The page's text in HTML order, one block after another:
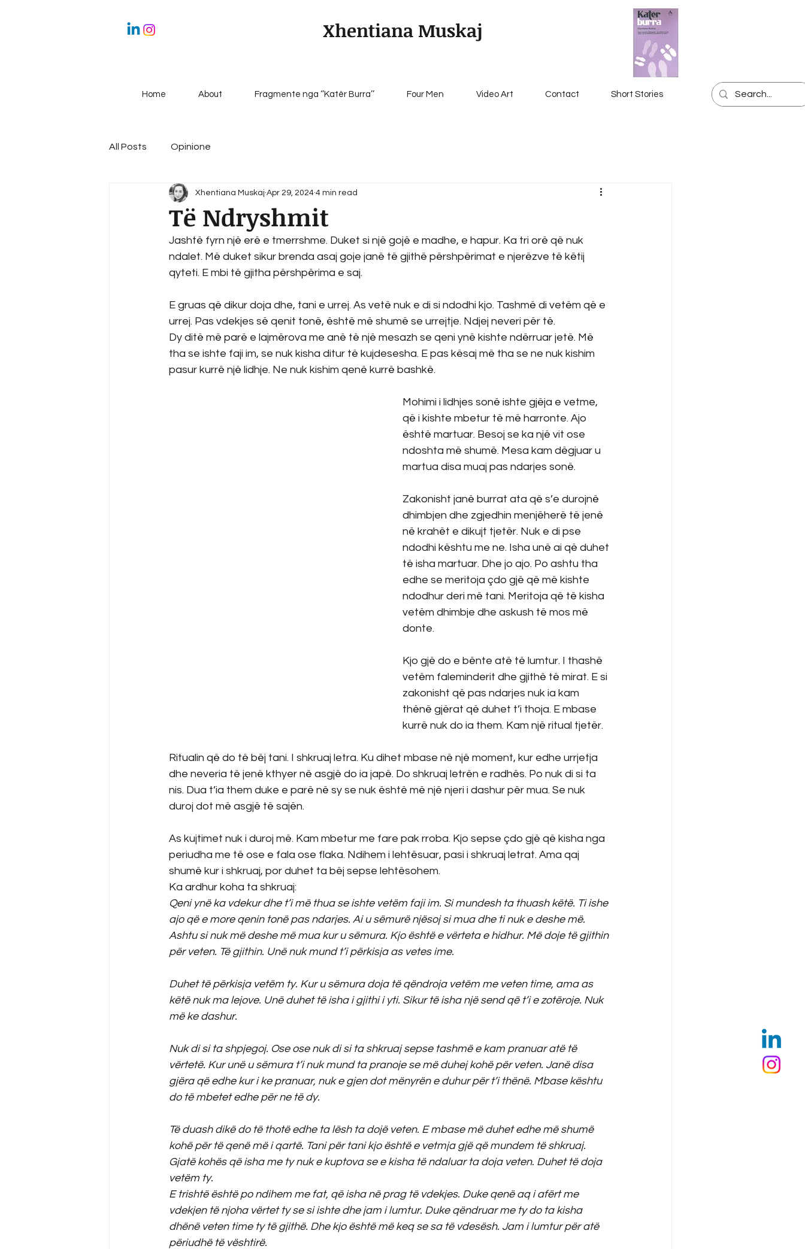
Xhentiana Muskaj
Home About Fragmente nga ‘’Katër Burra’’ Four Men Video Art Contact Short Stories
All Posts Opinione
Të Ndryshmit
Xhentiana Muskaj Apr 29, 2024 4 min read
Jashtë fyrn një erë e tmerrshme. Duket si një gojë e madhe, e hapur. Ka tri orë që nuk
ndalet. Më duket sikur brenda asaj goje janë të gjithë përshpërimat e njerëzve të këtij
qyteti. E mbi të gjitha përshpërima e saj.
E gruas që dikur doja dhe, tani e urrej. As vetë nuk e di si ndodhi kjo. Tashmë di vetëm që e
urrej. Pas vdekjes së qenit tonë, është më shumë se urrejtje. Ndjej neveri për të.
Dy ditë më parë e lajmërova me anë të një mesazh se qeni ynë kishte ndërruar jetë. Më
tha se ishte faji im, se nuk kisha ditur të kujdesesha. E pas kësaj më tha se ne nuk kishim
pasur kurrë një lidhje. Ne nuk kishim qenë kurrë bashkë.
Mohimi i lidhjes sonë ishte gjëja e vetme,
që i kishte mbetur të më harronte. Ajo
është martuar. Besoj se ka një vit ose
ndoshta më shumë. Mesa kam dëgjuar u
martua disa muaj pas ndarjes sonë.
Zakonisht janë burrat ata që s’e durojnë
dhimbjen dhe zgjedhin menjëherë të jenë
në krahët e dikujt tjetër. Nuk e di pse
ndodhi kështu me ne. Isha unë ai që duhet
të isha martuar. Dhe jo ajo. Po ashtu tha
edhe se meritoja çdo gjë që më kishte
ndodhur deri më tani. Meritoja që të kisha
vetëm dhimbje dhe askush të mos më
donte.
Kjo gjë do e bënte atë të lumtur. I thashë
vetëm faleminderit dhe gjithë të mirat. E si
zakonisht që pas ndarjes nuk ia kam
thënë gjërat që duhet t’i thoja. E mbase
kurrë nuk do ia them. Kam një ritual tjetër.
Ritualin që do të bëj tani. I shkruaj letra. Ku dihet mbase në një moment, kur edhe urrjetja
dhe neveria të jenë kthyer në asgjë do ia japë. Do shkruaj letrën e radhës. Po nuk di si ta
nis. Dua t’ia them duke e parë në sy se nuk është më një njeri i dashur për mua. Se nuk
duroj dot më asgjë të sajën.
As kujtimet nuk i duroj më. Kam mbetur me fare pak rroba. Kjo sepse çdo gjë që kisha nga
periudha me të ose e fala ose flaka. Ndihem i lehtësuar, pasi i shkruaj letrat. Ama qaj
shumë kur i shkruaj, por duhet ta bëj sepse lehtësohem.
Ka ardhur koha ta shkruaj:
Qeni ynë ka vdekur dhe t’i më thua se ishte vetëm faji im. Si mundesh ta thuash këtë. Ti ishe
ajo që e more qenin tonë pas ndarjes. Ai u sëmurë njësoj si mua dhe ti nuk e deshe më.
Ashtu si nuk më deshe më mua kur u sëmura. Kjo është e vërteta e hidhur. Më doje të gjithin
për veten. Të gjithin. Unë nuk mund t’i përkisja as vetes ime.
Duhet të përkisja vetëm ty. Kur u sëmura doja të qëndroja vetëm me veten time, ama as
këtë nuk ma lejove. Unë duhet të isha i gjithi i yti. Sikur të isha një send që t’i e zotëroje. Nuk
më ke dashur.
Nuk di si ta shpjegoj. Ose ose nuk di si ta shkruaj sepse tashmë e kam pranuar atë të
vërtetë. Kur unë u sëmura t’i nuk mund ta pranoje se më duhej kohë për veten. Janë disa
gjëra që edhe kur i ke pranuar, nuk e gjen dot mënyrën e duhur për t’i thënë. Mbase kështu
do të mbetet edhe për ne të dy.
Të duash dikë do të thotë edhe ta lësh ta dojë veten. E mbase më duhet edhe më shumë
kohë për të qenë më i qartë. Tani për tani kjo është e vetmja gjë që mundem të shkruaj.
Gjatë kohës që isha me ty nuk e kuptova se e kisha të ndaluar ta doja veten. Duhet të doja
vetëm ty.
E trishtë është po ndihem me fat, që isha në prag të vdekjes. Duke qenë aq i afërt me
vdekjen të njoha vërtet ty se si ishte dhe jam i lumtur. Duke qëndruar me ty do ta kisha
dhënë veten time ty të gjithë. Dhe kjo është më keq se sa të vdesësh. Jam i lumtur për atë
përiudhë të vështirë.